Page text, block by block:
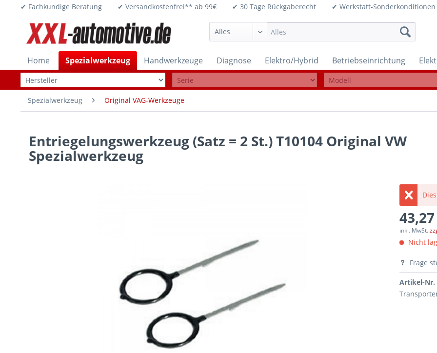
✔ Fachkundige Beratung ✔ Versandkostenfrei** ab 99€ ✔ 30 Tage Rückgaberecht ✔ Werkstatt-
Home Spezialwerkzeug Handwerkzeuge Diagnose Elektro/Hybrid Betriebseinrichtung
Spezialwerkzeug Original VAG-Werkzeuge
Entriegelungswerkzeug (Satz = 2 St.) T10104 Original VW
Spezialwerkzeug
inkl. MwSt.
Nicht
Frage
Artikel-Nr.